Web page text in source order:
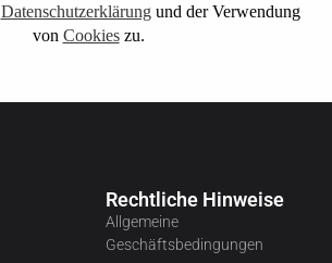
Datenschutzerklärungund der Verwendung
von Cookieszu.
Rechtliche Hinweise
Allgemeine
Geschäftsbedingungen